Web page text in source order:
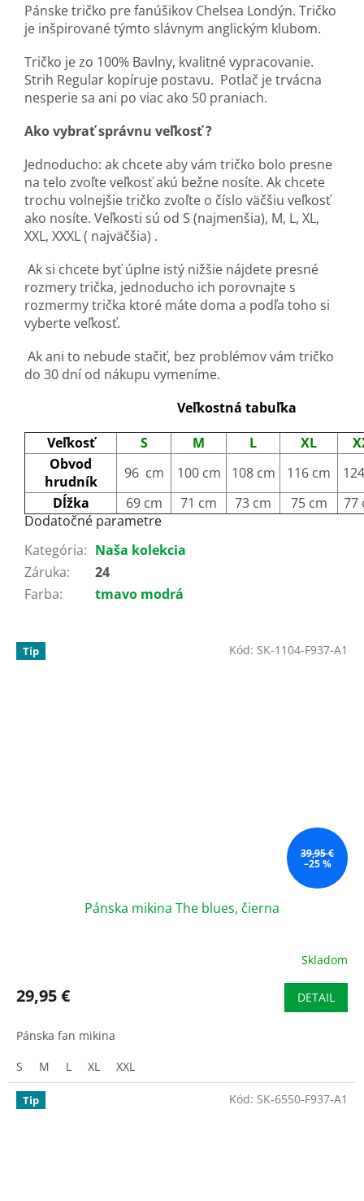
Pánske tričko pre fanúšikov Chelsea Londýn. Tričko
je inšpirované týmto slávnym anglickým klubom.
Tričko je zo 100% Bavlny, kvalitné vypracovanie.
Strih Regular kopíruje postavu. Potlač je trvácna
nesperie sa ani po viac ako 50 praniach.
Ako vybrať správnu veľkosť ?
Jednoducho: ak chcete aby vám tričko bolo presne
na telo zvoľte veľkosť akú bežne nosíte. Ak chcete
trochu volnejšie tričko zvoľte o číslo väčšiu veľkosť
ako nosíte. Veľkosti sú od S (najmenšia), M, L, XL,
XXL, XXXL ( najväčšia) .
Ak si chcete byť úplne istý nižšie nájdete presné
rozmery trička, jednoducho ich porovnajte s
rozmermy trička ktoré máte doma a podľa toho si
vyberte veľkosť.
Ak ani to nebude stačiť, bez problémov vám tričko
do 30 dní od nákupu vymeníme.
Veľkostná tabuľka
Veľkosť
S M L XL
Obvod
hrudník
96 cm 100 cm 108 cm 116 cm
Dĺžka
69 cm 71 cm 73 cm 75 cm
77
Dodatočné parametre
Kategória: Naša kolekcia
Záruka:
24
Farba: tmavo modrá
Tip
39,95 €
–25 %
Pánska mikina The blues, čierna
Skladom
29,95 € DETAIL
Pánska fan mikina
S
M L XL XXL
Kód: SK-1104-F937-A1
Tip Kód: SK-6550-F937-A1